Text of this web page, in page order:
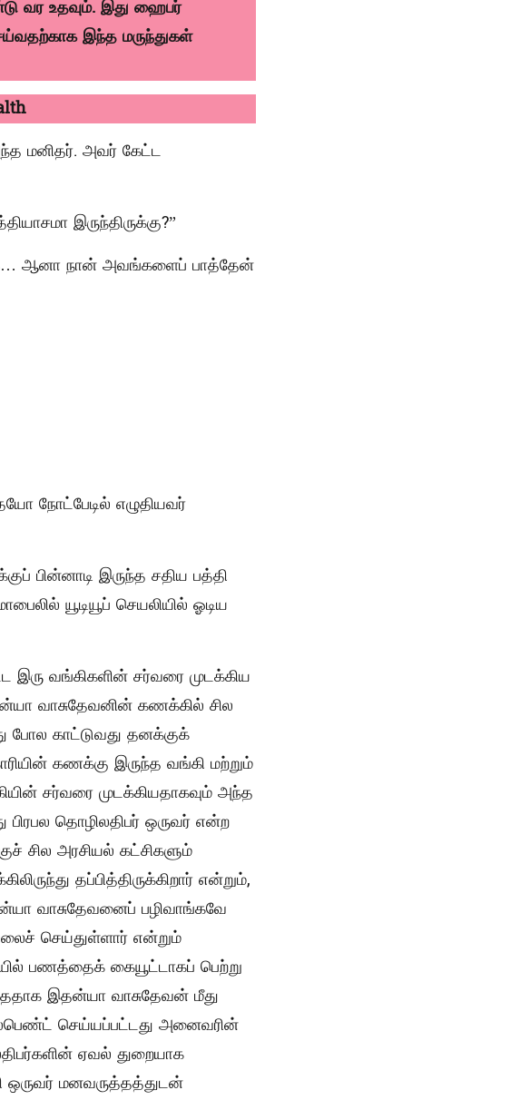
வர உதவும். இது ஹைபர்
இந்த மருந்துகள்
மனிதர். அவர் கேட்ட
இருந்திருக்கு?”
ஆனா நான் அவங்களைப் பாத்தேன்
நோட்பேடில் எழுதியவர்
பின்னாடி இருந்த சதிய பத்தி
யூடியூப் செயலியில் ஓடிய
இரு வங்கிகளின் சர்வரை முடக்கிய
வாசுதேவனின் கணக்கில் சில
போல காட்டுவது தனக்குக்
கணக்கு இருந்த வங்கி மற்றும்
சர்வரை முடக்கியதாகவும் அந்த
பிரபல தொழிலதிபர் ஒருவர் என்ற
சில அரசியல் கட்சிகளும்
தப்பித்திருக்கிறார் என்றும்,
வாசுதேவனைப் பழிவாங்கவே
செய்துள்ளார் என்றும்
பணத்தைக் கையூட்டாகப் பெற்று
இதன்யா வாசுதேவன் மீது
செய்யப்பட்டது அனைவரின்
ஏவல் துறையாக
ஒருவர் மனவருத்தத்துடன்